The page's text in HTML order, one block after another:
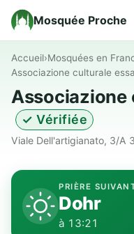
Mosquée Proche
Accueil›Mosquées en
Associazione culturale
Associazione
✓ Vérifiée
Viale Dell'artigianato, 3/A
PRIÈRE
Dohr
à 13:21